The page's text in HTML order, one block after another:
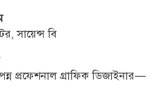
সায়েন্স বি
প্রফেশনাল গ্রাফিক ডিজাইনার—